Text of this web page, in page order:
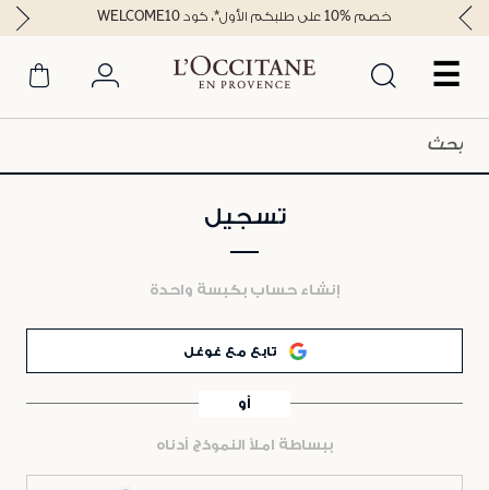
☰
خصم %10 على طلبكم الأول*، كود WELCOME10
تسجيل
إنشاء حساب بكبسة واحدة
تابع مع غوغل
أو
ببساطة املأ النموذج أدناه